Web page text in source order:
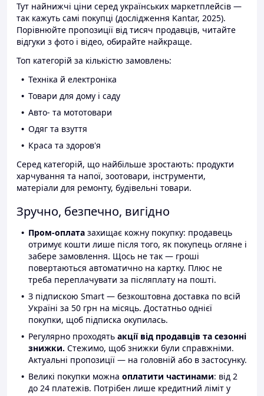
Тут найнижчі ціни серед українських маркетплейсів —
так кажуть самі покупці (дослідження Kantar, 2025).
Порівнюйте пропозиції від тисяч продавців, читайте
відгуки з фото і відео, обирайте найкраще.
Топ категорій за кількістю замовлень:
Техніка й електроніка
Товари для дому і саду
Авто- та мототовари
Одяг та взуття
Краса та здоров'я
Серед категорій, що найбільше зростають: продукти
харчування та напої, зоотовари, інструменти,
матеріали для ремонту, будівельні товари.
Зручно, безпечно, вигідно
Пром-оплата захищає кожну покупку: продавець
отримує кошти лише після того, як покупець огляне і
забере замовлення. Щось не так — гроші
повертаються автоматично на картку. Плюс не
треба переплачувати за післяплату на пошті.
З підпискою Smart — безкоштовна доставка по всій
Україні за 50 грн на місяць. Достатньо однієї
покупки, щоб підписка окупилась.
Регулярно проходять акції від продавців та сезонні
знижки. Стежимо, щоб знижки були справжніми.
Актуальні пропозиції — на головній або в застосунку.
Великі покупки можна оплатити частинами: від 2
до 24 платежів. Потрібен лише кредитний ліміт у